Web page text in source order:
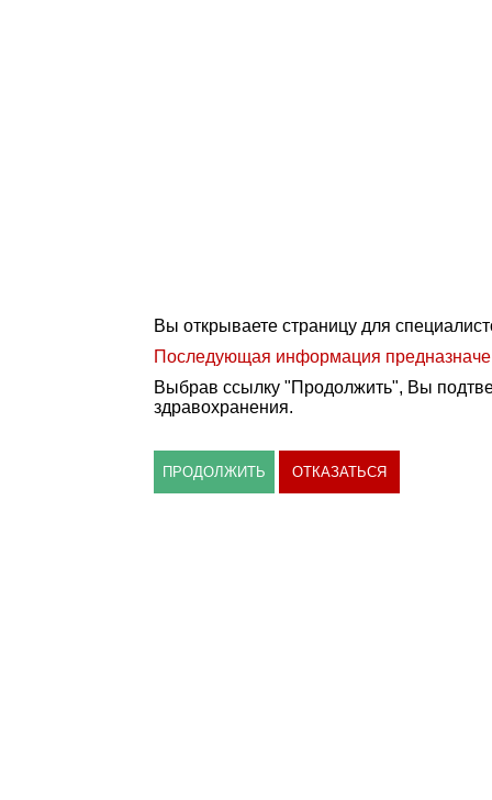
Вы открываете страницу для
Последующая информация
Выбрав ссылку "Продолжить", Вы
здравохранения.
ПРОДОЛЖИТЬ ОТКАЗАТЬСЯ